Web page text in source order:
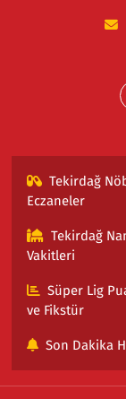
Tekirdağ
Eczaneler
Tekirdağ
Vakitleri
Süper Lig
ve Fikstür
Son Dakika